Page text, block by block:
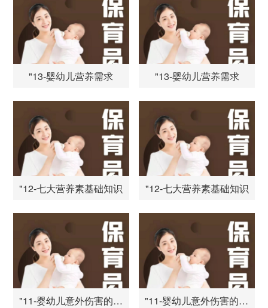
"13-婴幼儿营养需求 "13-婴幼儿营养需求
"12-七大营养素基础知识 "12-七大营养素基础知识
"11-婴幼儿意外伤害的防范与处理 "11-婴幼儿意外伤害的防范与处理